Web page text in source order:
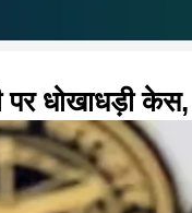
पर धोखाधड़ी